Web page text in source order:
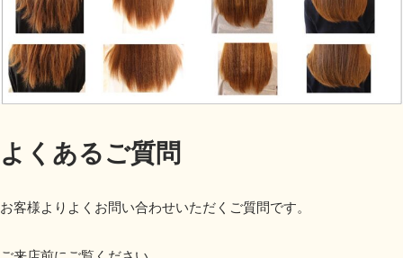
よくあるご質問
お客様よりよくお問い合わせいただくご質問です。